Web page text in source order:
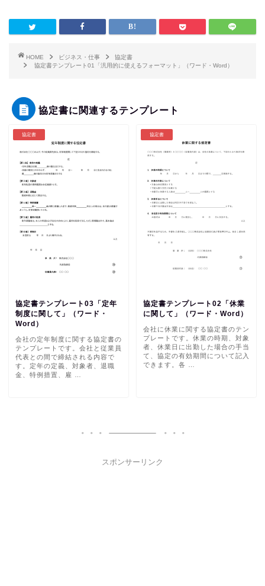
HOME ビジネス・仕事
協定書
協定書テンプレート01「汎用的に使えるフォーマット」（ワード・Word）
協定書に関連するテンプレート
協定書
協定書テンプレート03「定年
制度に関して」（ワード・
Word）
会社の定年制度に関する協定書の
テンプレートです。会社と従業員
代表との間で締結される内容で
す。定年の定義、対象者、退職
金、特例措置、雇 …
協定書
協定書テンプレート02「休業
に関して」（ワード・Word）
会社に休業に関する協定書のテン
プレートです。休業の時期、対象
者、休業日に出勤した場合の手当
て、協定の有効期間について記入
できます。各 …
スポンサーリンク